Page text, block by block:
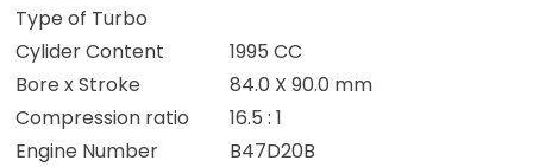
Type of Turbo
Cylider Content
1995 CC
Bore x Stroke
84.0 X 90.0 mm
Compression ratio
16.5 : 1
Engine Number
B47D20B